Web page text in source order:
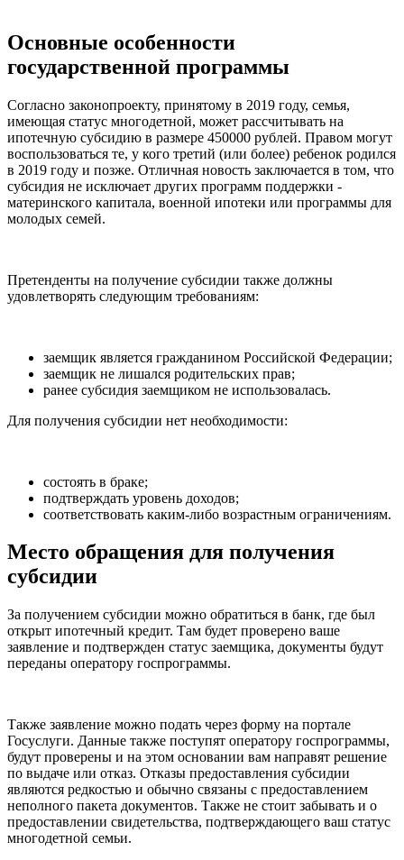
Основные особенности
государственной программы
Согласно законопроекту, принятому в 2019 году, семья,
имеющая статус многодетной, может рассчитывать на
ипотечную субсидию в размере 450000 рублей. Правом могут
воспользоваться те, у кого третий (или более) ребенок родился
в 2019 году и позже. Отличная новость заключается в том, что
субсидия не исключает других программ поддержки -
материнского капитала, военной ипотеки или программы для
молодых семей.
Претенденты на получение субсидии также должны
удовлетворять следующим требованиям:
заемщик является гражданином Российской Федерации;
заемщик не лишался родительских прав;
ранее субсидия заемщиком не использовалась.
Для получения субсидии нет необходимости:
состоять в браке;
подтверждать уровень доходов;
соответствовать каким-либо возрастным ограничениям.
Место обращения для получения
субсидии
За получением субсидии можно обратиться в банк, где был
открыт ипотечный кредит. Там будет проверено ваше
заявление и подтвержден статус заемщика, документы будут
переданы оператору госпрограммы.
Также заявление можно подать через форму на портале
Госуслуги. Данные также поступят оператору госпрограммы,
будут проверены и на этом основании вам направят решение
по выдаче или отказ. Отказы предоставления субсидии
являются редкостью и обычно связаны с предоставлением
неполного пакета документов. Также не стоит забывать и о
предоставлении свидетельства, подтверждающего ваш статус
многодетной семьи.